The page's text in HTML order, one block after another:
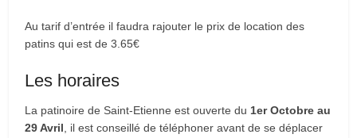
Au tarif d’entrée il faudra rajouter le prix de location des
patins qui est de 3.65€
Les horaires
La patinoire de Saint-Etienne est ouverte du 1er Octobre au
29 Avril , il est conseillé de téléphoner avant de se déplacer